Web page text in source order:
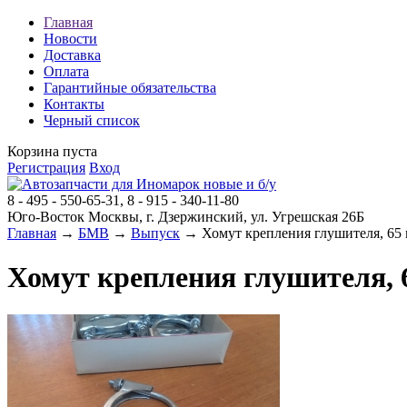
Главная
Новости
Доставка
Оплата
Гарантийные обязательства
Контакты
Черный список
Корзина пуста
Регистрация Вход
8 - 495 - 550-65-31, 8 - 915 - 340-11-80
Юго-Восток Москвы, г. Дзержинский, ул. Угрешская 26Б
Главная → БМВ → Выпуск → Хомут крепления глушителя, 65
Хомут крепления глушителя,